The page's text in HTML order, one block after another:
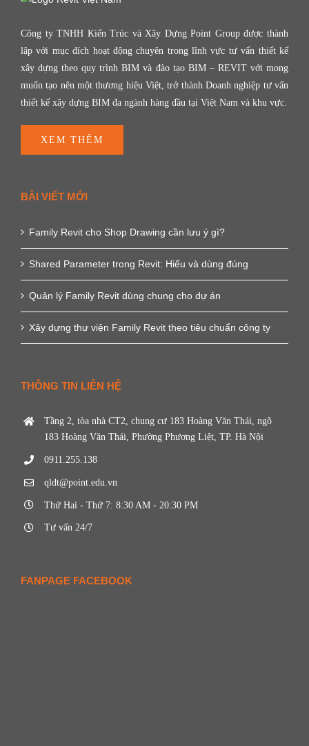
Công ty TNHH Kiến Trúc và Xây Dựng Point Group được thành
lập với mục đích hoạt động chuyên trong lĩnh vực tư vấn thiết kế
xây dựng theo quy trình BIM và đào tạo BIM – REVIT với mong
muốn tạo nên một thương hiệu Việt, trở thành Doanh nghiệp tư vấn
thiết kế xây dựng BIM đa ngành hàng đầu tại Việt Nam và khu vực.
XEM THÊM
BÀI VIẾT MỚI
Family Revit cho Shop Drawing cần lưu ý gì?
Shared Parameter trong Revit: Hiểu và dùng đúng
Quản lý Family Revit dùng chung cho dự án
Xây dựng thư viện Family Revit theo tiêu chuẩn công ty
THÔNG TIN LIÊN HỆ
Tầng 2, tòa nhà CT2, chung cư 183 Hoàng Văn Thái, ngõ
183 Hoàng Văn Thái, Phường Phương Liệt, TP. Hà Nội
0911.255.138
qldt@point.edu.vn
Thứ Hai - Thứ 7: 8:30 AM - 20:30 PM
Tư vấn 24/7
FANPAGE FACEBOOK